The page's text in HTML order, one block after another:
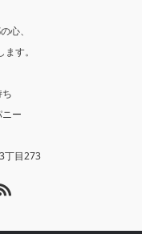
心、
す。
ー
丁目273